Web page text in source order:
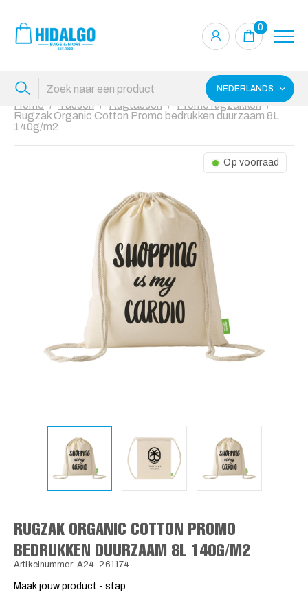
0
NEDERLANDS
Home Tassen Rugtassen
Promo rugzakken
Rugzak Organic Cotton Promo bedrukken duurzaam 8L
140g/m2
Op voorraad
RUGZAK ORGANIC COTTON PROMO
BEDRUKKEN DUURZAAM 8L 140G/M2
Artikelnummer: A24-261174
Maak jouw product - stap